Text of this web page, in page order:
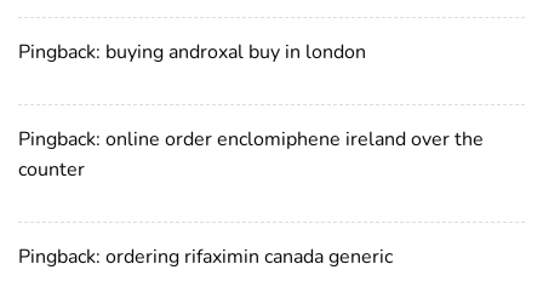
Pingback: buying androxal buy in london
Pingback: online order enclomiphene ireland over the
counter
Pingback: ordering rifaximin canada generic